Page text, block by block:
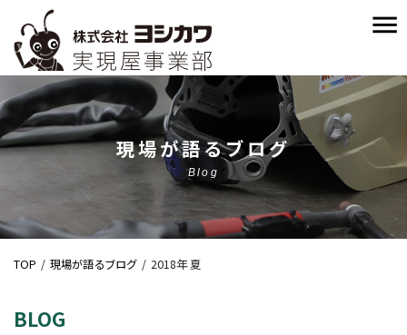
現場が語るブログ
Blog
TOP 現場が語るブログ 2018年 夏
BLOG